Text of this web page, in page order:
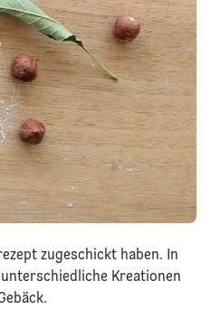
zugeschickt haben. In
Kreationen